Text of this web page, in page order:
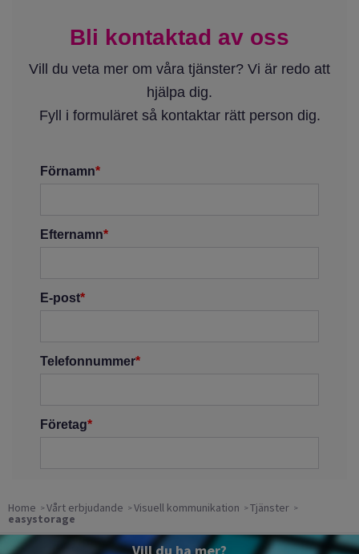
Home Vårt erbjudande Visuell kommunikation Tjänster
easystorage
Vill du ha mer?